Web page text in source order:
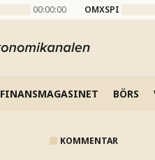
00:00:00 OMXSPI
FINANSMAGASINET BÖRS
KOMMENTAR